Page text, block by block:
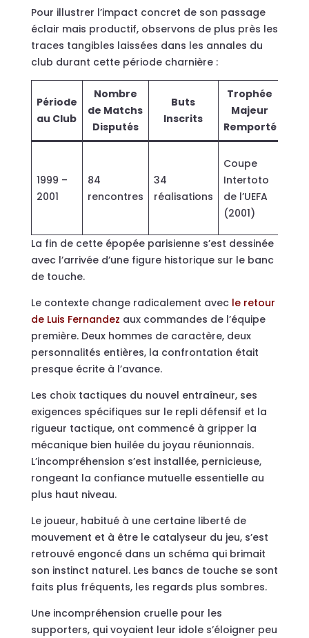
Pour illustrer l’impact concret de son passage
éclair mais productif, observons de plus près les
traces tangibles laissées dans les annales du
club durant cette période charnière :
Période
au Club
Nombre
de Matchs
Disputés
Buts
Inscrits
Trophée
Majeur
Remporté
1999 –
2001
84
rencontres
34
réalisations
Coupe
Intertoto
de l’UEFA
(2001)
La fin de cette épopée parisienne s’est dessinée
avec l’arrivée d’une figure historique sur le banc
de touche.
Le contexte change radicalement avec le retour
de Luis Fernandez aux commandes de l’équipe
première. Deux hommes de caractère, deux
personnalités entières, la confrontation était
presque écrite à l’avance.
Les choix tactiques du nouvel entraîneur, ses
exigences spécifiques sur le repli défensif et la
rigueur tactique, ont commencé à gripper la
mécanique bien huilée du joyau réunionnais.
L’incompréhension s’est installée, pernicieuse,
rongeant la confiance mutuelle essentielle au
plus haut niveau.
Le joueur, habitué à une certaine liberté de
mouvement et à être le catalyseur du jeu, s’est
retrouvé engoncé dans un schéma qui brimait
son instinct naturel. Les bancs de touche se sont
faits plus fréquents, les regards plus sombres.
Une incompréhension cruelle pour les
supporters, qui voyaient leur idole s’éloigner peu